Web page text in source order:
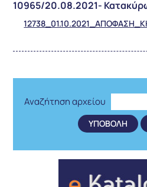
10965/20.08.2021-
Αναζήτηση αρχείου